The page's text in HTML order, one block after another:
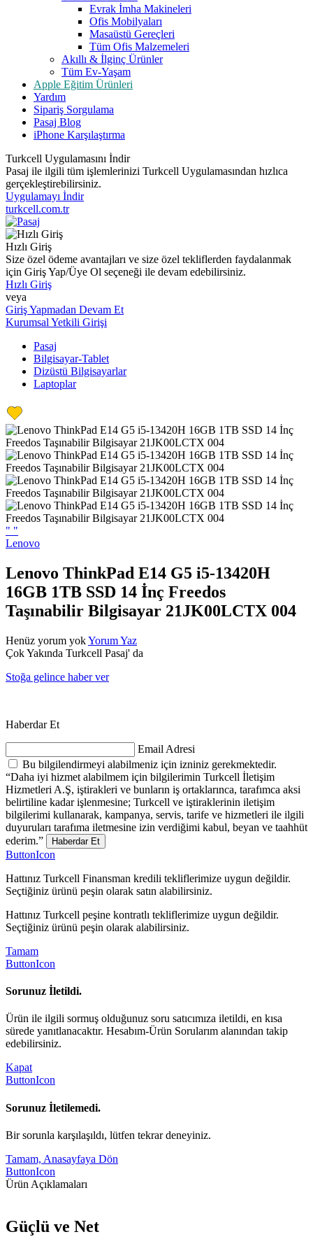
Evrak İmha Makineleri
Ofis Mobilyaları
Masaüstü Gereçleri
Tüm Ofis Malzemeleri
Akıllı & İlginç Ürünler
Tüm Ev-Yaşam
Apple Eğitim Ürünleri
Yardım
Sipariş Sorgulama
Pasaj Blog
iPhone Karşılaştırma
Turkcell Uygulamasını İndir
Pasaj ile ilgili tüm işlemlerinizi Turkcell Uygulamasından hızlıca
gerçekleştirebilirsiniz.
Uygulamayı İndir
turkcell.com.tr
Hızlı Giriş
Size özel ödeme avantajları ve size özel tekliflerden faydalanmak
için Giriş Yap/Üye Ol seçeneği ile devam edebilirsiniz.
Hızlı Giriş
veya
Giriş Yapmadan Devam Et
Kurumsal Yetkili Girişi
Pasaj
Bilgisayar-Tablet
Dizüstü Bilgisayarlar
Laptoplar
" "
Lenovo
Lenovo ThinkPad E14 G5 i5-13420H
16GB 1TB SSD 14 İnç Freedos
Taşınabilir Bilgisayar 21JK00LCTX 004
Henüz yorum yokYorum Yaz
Çok Yakında Turkcell Pasaj' da
Stoğa gelince haber ver
Haberdar Et
Email Adresi
Bu bilgilendirmeyi alabilmeniz için izniniz gerekmektedir.
“Daha iyi hizmet alabilmem için bilgilerimin Turkcell İletişim
Hizmetleri A.Ş, iştirakleri ve bunların iş ortaklarınca, tarafımca aksi
belirtiline kadar işlenmesine; Turkcell ve iştiraklerinin iletişim
bilgilerimi kullanarak, kampanya, servis, tarife ve hizmetleri ile ilgili
duyuruları tarafıma iletmesine izin verdiğimi kabul, beyan ve taahhüt
ederim.”
Haberdar Et
ButtonIcon
Hattınız Turkcell Finansman kredili tekliflerimize uygun değildir.
Seçtiğiniz ürünü peşin olarak satın alabilirsiniz.
Hattınız Turkcell peşine kontratlı tekliflerimize uygun değildir.
Seçtiğiniz ürünü peşin olarak alabilirsiniz.
Tamam
ButtonIcon
Sorunuz İletildi.
Ürün ile ilgili sormuş olduğunuz soru satıcımıza iletildi, en kısa
sürede yanıtlanacaktır. Hesabım-Ürün Sorularım alanından takip
edebilirsiniz.
Kapat
ButtonIcon
Sorunuz İletilemedi.
Bir sorunla karşılaşıldı, lütfen tekrar deneyiniz.
Tamam, Anasayfaya Dön
ButtonIcon
Ürün Açıklamaları
Güçlü ve Net